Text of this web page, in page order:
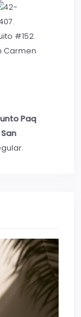
#152.
Carmen
Paq
San